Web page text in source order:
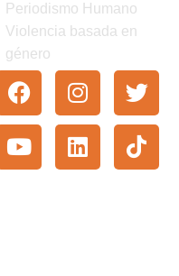
Periodismo Humano
Violencia basada en
género